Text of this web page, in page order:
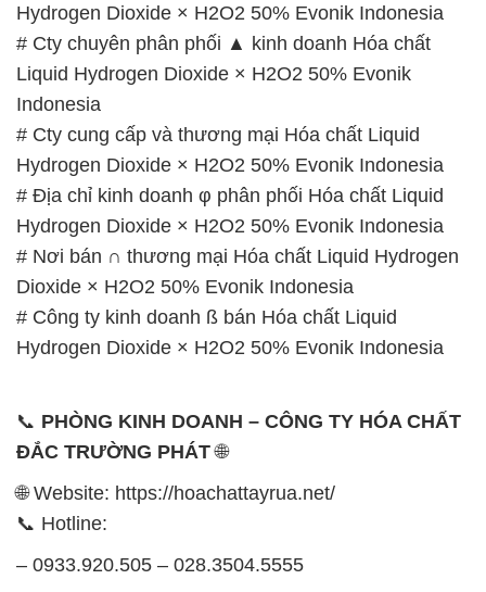
Hydrogen Dioxide × H2O2 50% Evonik Indonesia
# Cty chuyên phân phối ▲ kinh doanh Hóa chất
Liquid Hydrogen Dioxide × H2O2 50% Evonik
Indonesia
# Cty cung cấp và thương mại Hóa chất Liquid
Hydrogen Dioxide × H2O2 50% Evonik Indonesia
# Địa chỉ kinh doanh φ phân phối Hóa chất Liquid
Hydrogen Dioxide × H2O2 50% Evonik Indonesia
# Nơi bán ∩ thương mại Hóa chất Liquid Hydrogen
Dioxide × H2O2 50% Evonik Indonesia
# Công ty kinh doanh ß bán Hóa chất Liquid
Hydrogen Dioxide × H2O2 50% Evonik Indonesia
📞 PHÒNG KINH DOANH – CÔNG TY HÓA CHẤT
ĐẮC TRƯỜNG PHÁT🌐
🌐 Website: https://hoachattayrua.net/
📞 Hotline:
– 0933.920.505 – 028.3504.5555